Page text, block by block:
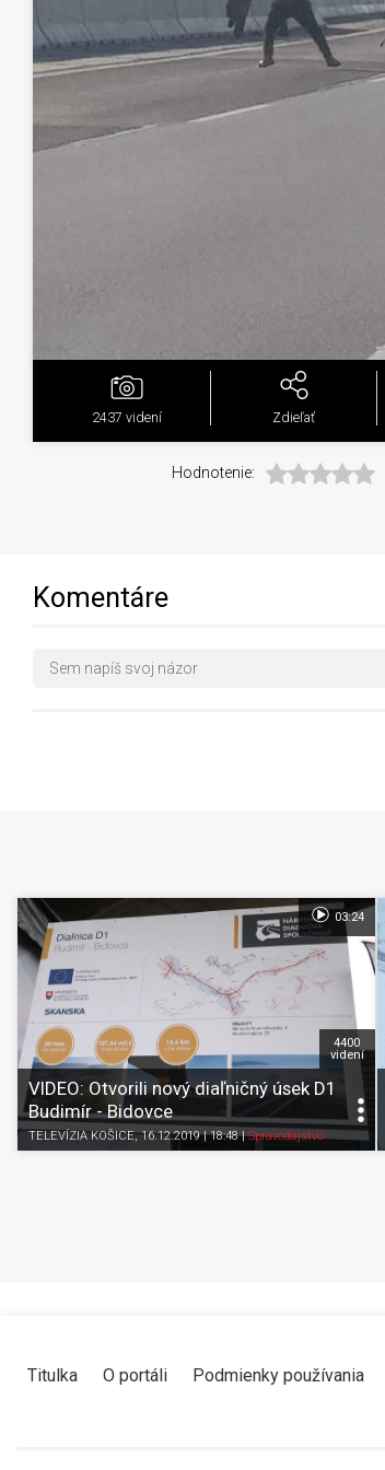
2437 videní Zdieľať
Hodnotenie:
Komentáre
VIDEO: Otvorili nový diaľničný úsek D1
Budimír - Bidovce
TELEVÍZIA KOŠICE, 16.12.2019 | 18:48|Spravodajstvo
4400
videní
03:24
Titulka O portáli Podmienky používania